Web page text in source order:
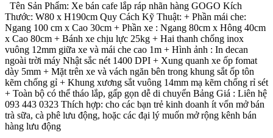
Tên Sản Phẩm: Xe bán cafe lắp ráp nhãn hàng GOGO Kích
Thước: W80 x H190cm Quy Cách Kỹ Thuật: + Phần mái che:
Ngang 100 cm x Cao 30cm + Phần xe : Ngang 80cm x Hông 40cm
x Cao 80cm + Bánh xe chịu lực 25kg + Hai thanh chống inox
vuông 12mm giữa xe và mái che cao 1m + Hình ảnh : In decan
ngoài trời máy Nhật sắc nét 1400 DPI + Xung quanh xe ốp fomat
dày 5mm + Mặt trên xe và vách ngăn bên trong khung sắt ốp tôn
kẽm chống gỉ + Khung xương sắt vuông 14mm mạ kẽm chống rỉ sét
+ Toàn bộ có thể tháo lắp, gấp gọn dễ di chuyển Bảng Giá : Liên hệ
093 443 0323 Thích hợp: cho các bạn trẻ kinh doanh ít vốn mở bán
trà sữa, cà phê lưu động, hoặc các đại lý muốn mở rộng kênh bán
hàng lưu động